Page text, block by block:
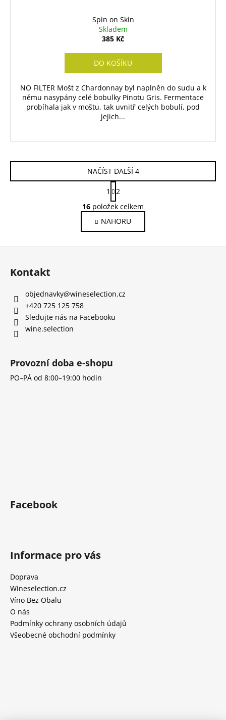
Spin on Skin
Skladem
385 Kč
DO KOŠÍKU
NO FILTER Mošt z Chardonnay byl naplněn do sudu a k
němu nasypány celé bobulky Pinotu Gris. Fermentace
probíhala jak v moštu, tak uvnitř celých bobulí, pod
jejich...
O
v
l
á
d
p
r
k
p
NAČÍST DALŠÍ 4
S
t
r
á
n
k
1
2
16 položek celkem
NAHORU
Z
Kontakt
objednavky@wineselection.cz
+420 725 125 758
Sledujte nás na Facebooku
wine.selection
Provozní doba e-shopu
PO–PÁ od 8:00–19:00 hodin
Facebook
Informace pro vás
Doprava
Wineselection.cz
Víno Bez Obalu
O nás
Podmínky ochrany osobních údajů
Všeobecné obchodní podmínky